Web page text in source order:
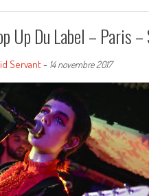
Up Du Label – Paris
Servant- 14 novembre 2017